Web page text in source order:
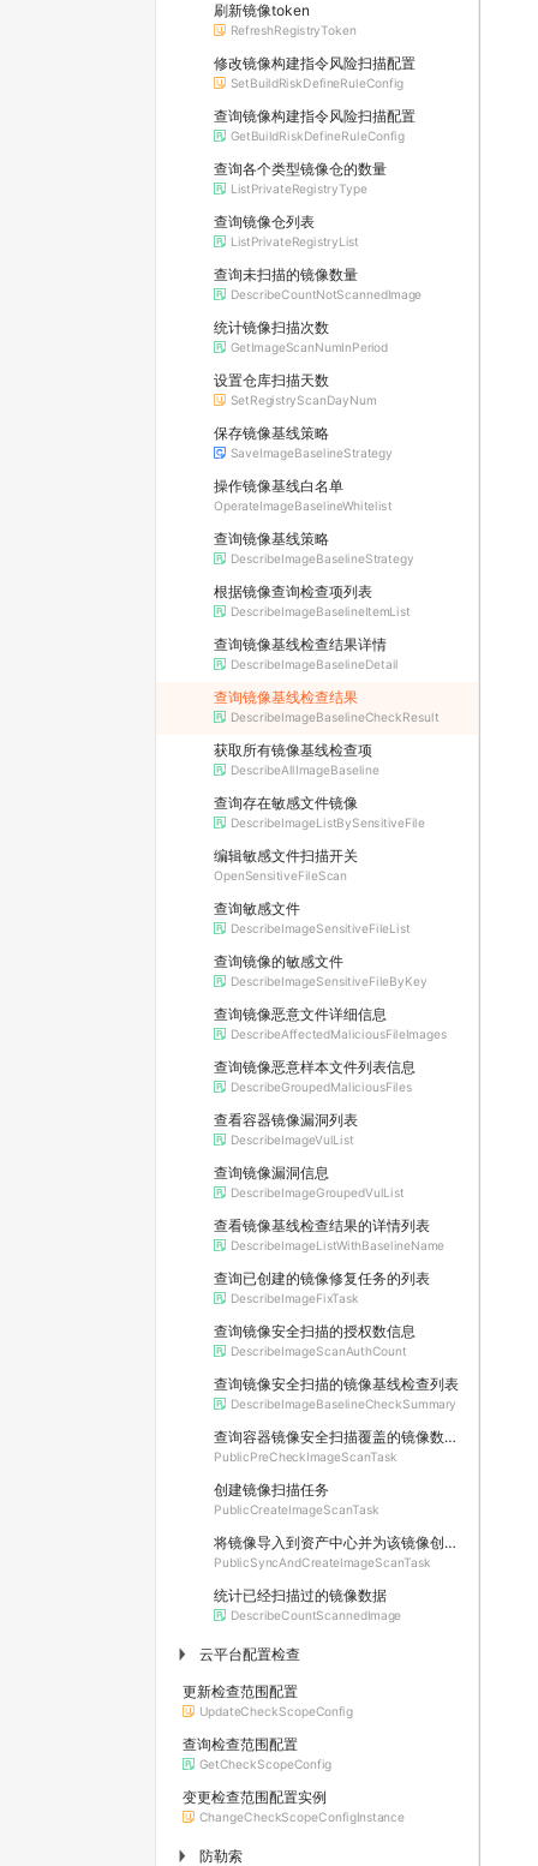
刷新镜像token
RefreshRegistryToken
修改镜像构建指令风险扫描配置
SetBuildRiskDefineRuleConfig
查询镜像构建指令风险扫描配置
GetBuildRiskDefineRuleConfig
查询各个类型镜像仓的数量
ListPrivateRegistryType
查询镜像仓列表
ListPrivateRegistryList
查询未扫描的镜像数量
DescribeCountNotScannedImage
统计镜像扫描次数
GetImageScanNumInPeriod
设置仓库扫描天数
SetRegistryScanDayNum
保存镜像基线策略
SaveImageBaselineStrategy
操作镜像基线白名单
OperateImageBaselineWhitelist
查询镜像基线策略
DescribeImageBaselineStrategy
根据镜像查询检查项列表
DescribeImageBaselineItemList
查询镜像基线检查结果详情
DescribeImageBaselineDetail
查询镜像基线检查结果
DescribeImageBaselineCheckResult
获取所有镜像基线检查项
DescribeAllImageBaseline
查询存在敏感文件镜像
DescribeImageListBySensitiveFile
编辑敏感文件扫描开关
OpenSensitiveFileScan
查询敏感文件
DescribeImageSensitiveFileList
查询镜像的敏感文件
DescribeImageSensitiveFileByKey
查询镜像恶意文件详细信息
DescribeAffectedMaliciousFileImages
查询镜像恶意样本文件列表信息
DescribeGroupedMaliciousFiles
查看容器镜像漏洞列表
DescribeImageVulList
查询镜像漏洞信息
DescribeImageGroupedVulList
查看镜像基线检查结果的详情列表
DescribeImageListWithBaselineName
查询已创建的镜像修复任务的列表
DescribeImageFixTask
查询镜像安全扫描的授权数信息
DescribeImageScanAuthCount
查询镜像安全扫描的镜像基线检查列表
DescribeImageBaselineCheckSummary
查询容器镜像安全扫描覆盖的镜像数和待消耗的授权数
PublicPreCheckImageScanTask
创建镜像扫描任务
PublicCreateImageScanTask
将镜像导入到资产中心并为该镜像创建扫描任务
PublicSyncAndCreateImageScanTask
统计已经扫描过的镜像数据
DescribeCountScannedImage
▶ 云平台配置检查
更新检查范围配置
UpdateCheckScopeConfig
查询检查范围配置
GetCheckScopeConfig
变更检查范围配置实例
ChangeCheckScopeConfigInstance
▶ 防勒索